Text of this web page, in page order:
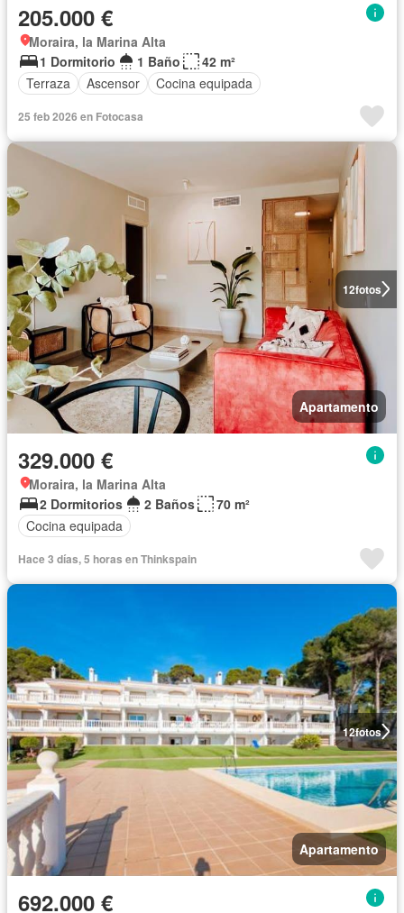
205.000 €
Moraira, la Marina Alta
1 Dormitorio
1 Baño
42 m²
Terraza
Ascensor Cocina equipada
25 feb 2026 en Fotocasa
12fotos
Apartamento
329.000 €
Moraira, la Marina Alta
2 Dormitorios
2 Baños
70 m²
Cocina equipada
Hace 3 días, 5 horas en Thinkspain
12fotos
Apartamento
692.000 €